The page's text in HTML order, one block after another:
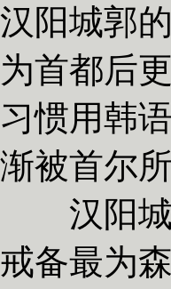
汉阳城郭
为首都后
习惯用韩
渐被首尔所
汉阳城
戒备最为